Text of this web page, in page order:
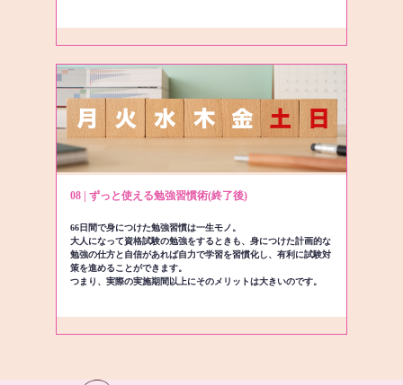
08 | ずっと使える勉強習慣術(終了後)
66日間で身につけた勉強習慣は一生モノ。
大人になって資格試験の勉強をするときも、身につけた計画的な
勉強の仕方と自信があれば自力で学習を習慣化し、有利に試験対
策を進めることができます。
つまり、実際の実施期間以上にそのメリットは大きいのです。